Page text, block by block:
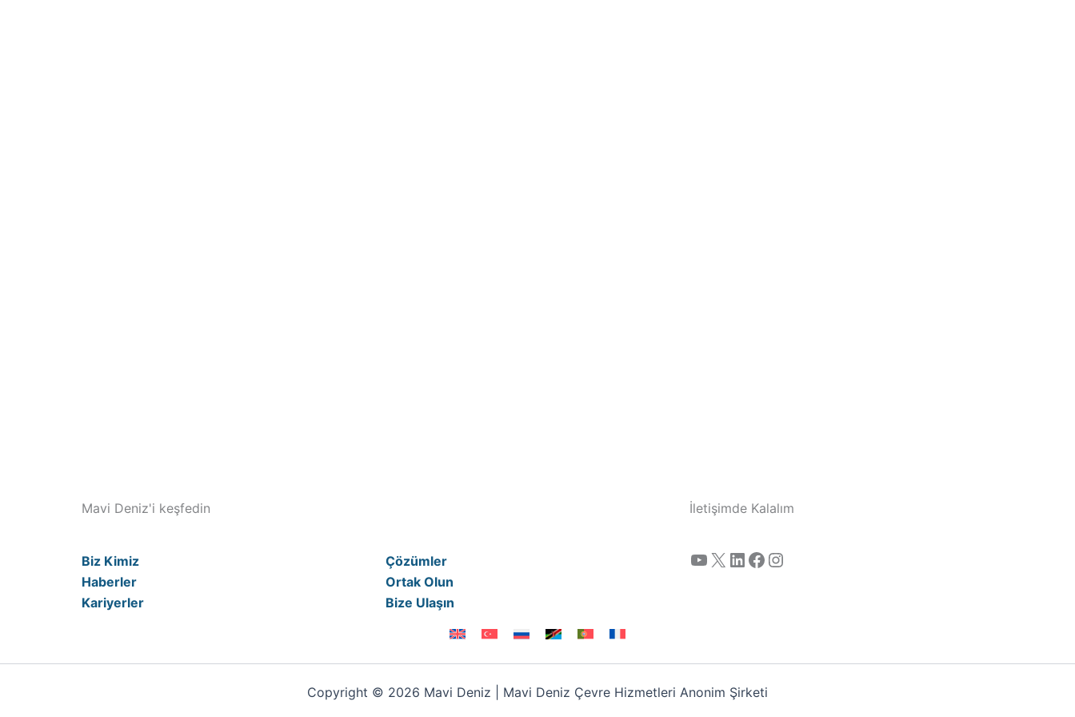
Mavi Deniz'i keşfedin İletişimde Kalalım
Biz Kimiz
Haberler
Kariyerler
Çözümler
Ortak Olun
Bize Ulaşın
YouTube X LinkedIn Facebook Instagram
Copyright © 2026 Mavi Deniz | Mavi Deniz Çevre Hizmetleri Anonim Şirketi